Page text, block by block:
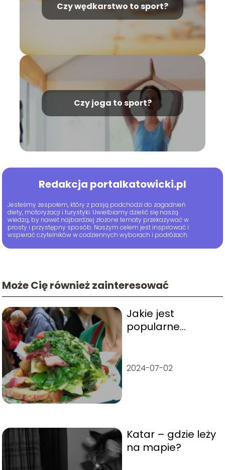
Czy wędkarstwo to sport?
Czy joga to sport?
Redakcja portalkatowicki.pl
Jesteśmy zespołem, który z pasją podchodzi do zagadnień
diety, motoryzacji i turystyki. Uwielbiamy dzielić się naszą
wiedzą, by nawet najbardziej złożone tematy przekazywać w
prosty i przystępny sposób. Naszym celem jest inspirować i
wspierać czytelników w codziennych wyborach i podróżach.
Może Cię również zainteresować
Jakie jest
popularne
2024-07-02
Katar – gdzie leży
na mapie?